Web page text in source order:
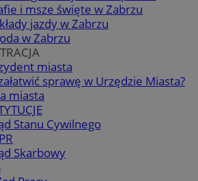
i msze święte w Zabrzu
jazdy w Zabrzu
w Zabrzu
miasta
sprawę w Urzędzie Miasta?
miasta
Stanu Cywilnego
Skarbowy